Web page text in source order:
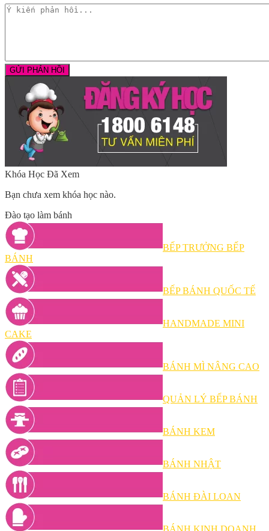
Khóa Học Đã Xem
Bạn chưa xem khóa học nào.
Đào tạo làm bánh
BẾP TRƯỞNG BẾP
BÁNH
BẾP BÁNH QUỐC TẾ
HANDMADE MINI
CAKE
BÁNH MÌ NÂNG CAO
QUẢN LÝ BẾP BÁNH
BÁNH KEM
BÁNH NHẬT
BÁNH ĐÀI LOAN
BÁNH KINH DOANH